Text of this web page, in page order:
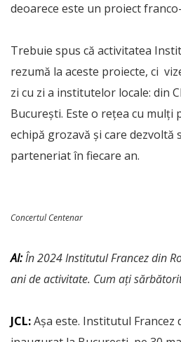
deoarece este un proiect
Trebuie spus că activitatea
rezumă la aceste proiecte, ci
zi cu zi a institutelor locale: din
București. Este o rețea cu mulți
echipă grozavă și care dezvoltă
parteneriat în fiecare an.
Concertul Centenar
AI:În 2024 Institutul Francez din
ani de activitate. Cum ați
JCL:Așa este. Institutul Francez